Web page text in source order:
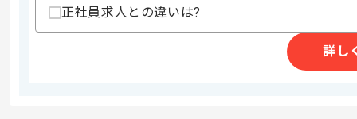
その中でも中核事業であるコネクター事
生産コンサルタントとして、プロジェ
正社員求人との違いは?
詳し